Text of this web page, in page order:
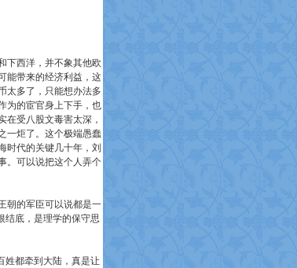
下西洋，并不象其他欧
能带来的经济利益，这
太多了，只能想办法多
为的宦官身上下手，也
在受八股文毒害太深，
一炬了。这个极端愚蠢
时代的关键几十年，刘
。可以说把这个人弄个
朝的军臣可以说都是一
结底，是理学的保守思
姓都牵到大陆，真是让